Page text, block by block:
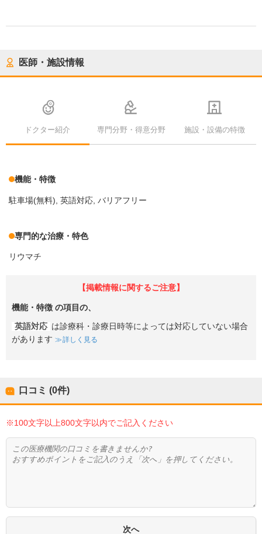
医師・施設情報
ドクター紹介 専門分野・得意分野 施設・設備の特徴
機能・特徴
駐車場(無料) 英語対応 バリアフリー
専門的な治療・特色
リウマチ
【掲載情報に関するご注意】
機能・特徴 の項目の、
英語対応 は診療科・診療日時等によっては対応していない場合
があります
詳しく見る
口コミ (0件)
※100文字以上800文字以内でご記入ください